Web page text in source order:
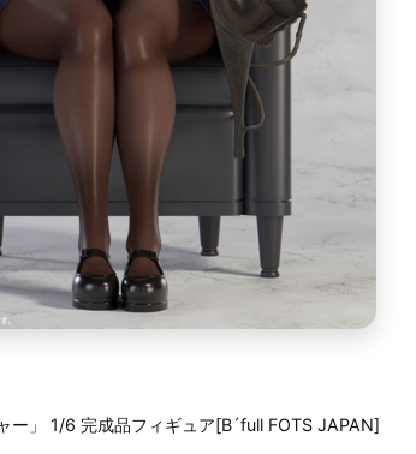
」 1/6 完成品フィギュア[B´full FOTS JAPAN]